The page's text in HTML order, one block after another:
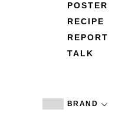
POSTER
RECIPE
REPORT
TALK
BRAND